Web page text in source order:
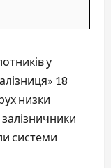
у
18
низки
системи